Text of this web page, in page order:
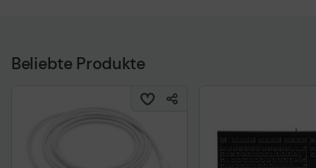
Beliebte Produkte